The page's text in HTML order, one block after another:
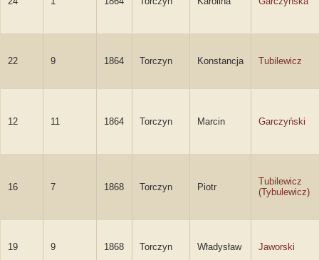
22 9 1864 Torczyn Konstancja Tubilewicz
12 11 1864 Torczyn Marcin Garczyński
16 7 1868 Torczyn Piotr
Tubilewicz
(Tybulewicz)
19 9 1868 Torczyn Władysław Jaworski